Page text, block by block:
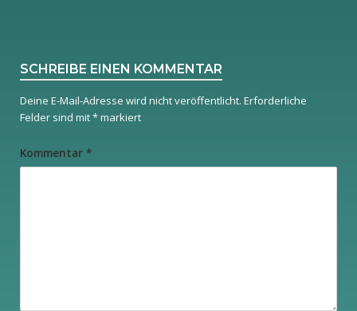
SCHREIBE EINEN KOMMENTAR
Deine E-Mail-Adresse wird nicht veröffentlicht. Erforderliche
Felder sind mit*markiert
Kommentar *